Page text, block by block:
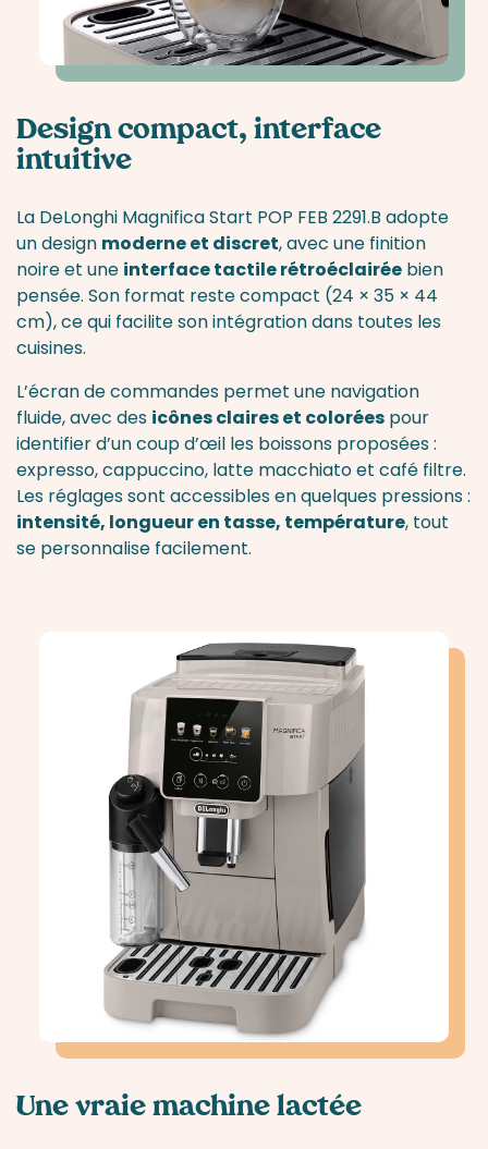
Design compact, interface
intuitive
La DeLonghi Magnifica Start POP FEB 2291.B adopte
un design moderne et discret, avec une finition
noire et une interface tactile rétroéclairée bien
pensée. Son format reste compact (24 × 35 × 44
cm), ce qui facilite son intégration dans toutes les
cuisines.
L’écran de commandes permet une navigation
fluide, avec des icônes claires et colorées pour
identifier d’un coup d’œil les boissons proposées :
expresso, cappuccino, latte macchiato et café filtre.
Les réglages sont accessibles en quelques pressions :
intensité, longueur en tasse, température, tout
se personnalise facilement.
Une vraie machine lactée